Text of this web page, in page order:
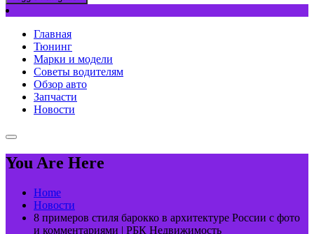
Главная
Тюнинг
Марки и модели
Советы водителям
Обзор авто
Запчасти
Новости
You Are Here
Home
Новости
8 примеров стиля барокко в архитектуре России с фото
и комментариями | РБК Недвижимость